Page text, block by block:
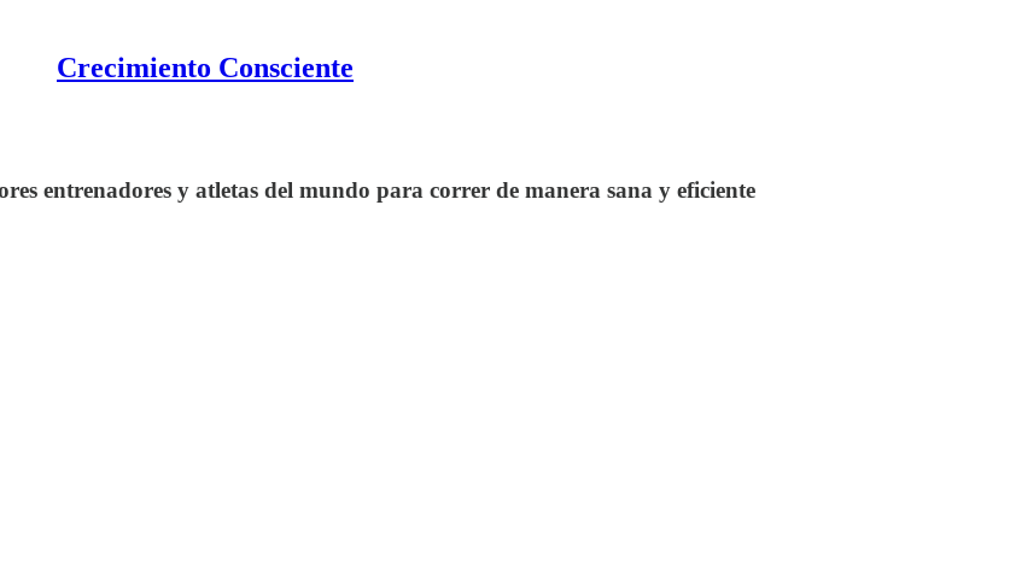
Crecimiento Consciente
entrenadores y atletas del mundo para correr de manera sana y eficiente